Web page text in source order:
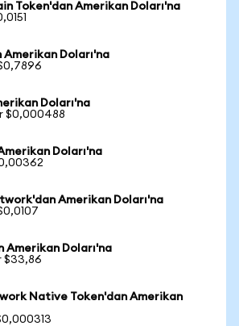
Token'dan Amerikan Doları'na
Amerikan Doları'na
Doları'na
$0,000488
Doları'na
Amerikan Doları'na
Amerikan Doları'na
$33,86
Native Token'dan Amerikan